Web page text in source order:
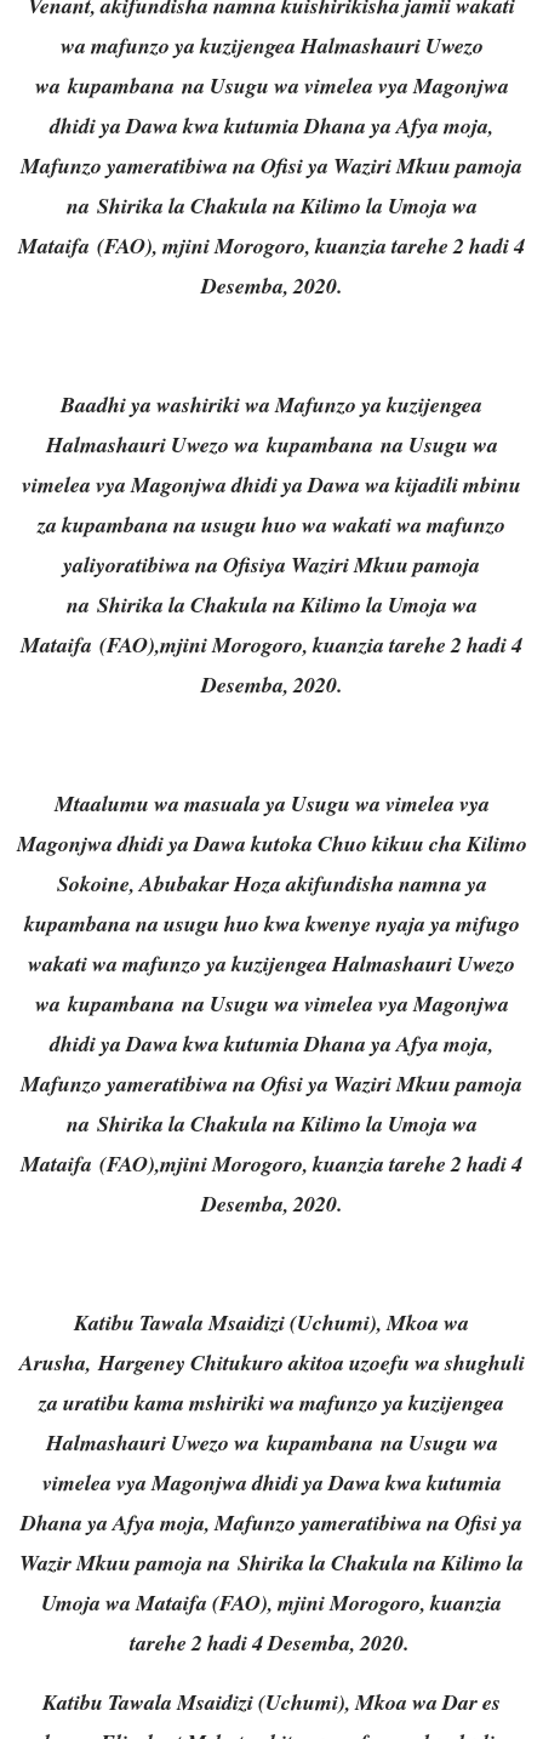
wa mafunzo ya kuzijengea Halmashauri Uwezo
wa kupambana na Usugu wa vimelea vya Magonjwa
dhidi ya Dawa kwa kutumia Dhana ya Afya moja,
Mafunzo yameratibiwa na Ofisi ya Waziri Mkuu pamoja
na Shirika la Chakula na Kilimo la Umoja wa
Mataifa (FAO), mjini Morogoro, kuanzia tarehe 2 hadi 4
Desemba, 2020.
Baadhi ya washiriki wa Mafunzo ya kuzijengea
Halmashauri Uwezo wa kupambana na Usugu wa
vimelea vya Magonjwa dhidi ya Dawa wa kijadili mbinu
za kupambana na usugu huo wa wakati wa mafunzo
yaliyoratibiwa na Ofisiya Waziri Mkuu pamoja
na Shirika la Chakula na Kilimo la Umoja wa
Mataifa (FAO),mjini Morogoro, kuanzia tarehe 2 hadi 4
Desemba, 2020.
Mtaalumu wa masuala ya Usugu wa vimelea vya
Magonjwa dhidi ya Dawa kutoka Chuo kikuu cha Kilimo
Sokoine, Abubakar Hoza akifundisha namna ya
kupambana na usugu huo kwa kwenye nyaja ya mifugo
wakati wa mafunzo ya kuzijengea Halmashauri Uwezo
wa kupambana na Usugu wa vimelea vya Magonjwa
dhidi ya Dawa kwa kutumia Dhana ya Afya moja,
Mafunzo yameratibiwa na Ofisi ya Waziri Mkuu pamoja
na Shirika la Chakula na Kilimo la Umoja wa
Mataifa (FAO),mjini Morogoro, kuanzia tarehe 2 hadi 4
Desemba, 2020.
Katibu Tawala Msaidizi (Uchumi), Mkoa wa
Arusha, Hargeney Chitukuro akitoa uzoefu wa shughuli
za uratibu kama mshiriki wa mafunzo ya kuzijengea
Halmashauri Uwezo wa kupambana na Usugu wa
vimelea vya Magonjwa dhidi ya Dawa kwa kutumia
Dhana ya Afya moja, Mafunzo yameratibiwa na Ofisi ya
Wazir Mkuu pamoja na Shirika la Chakula na Kilimo la
Umoja wa Mataifa (FAO), mjini Morogoro, kuanzia
tarehe 2 hadi 4 Desemba, 2020.
Katibu Tawala Msaidizi (Uchumi), Mkoa wa Dar es